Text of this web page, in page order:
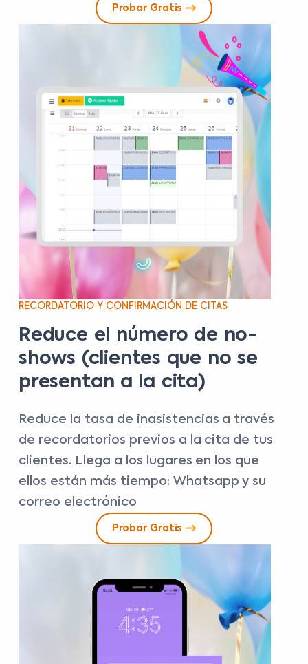
Probar Gratis
RECORDATORIO Y CONFIRMACIÓN DE CITAS
Reduce el número de no-
shows (clientes que no se
presentan a la cita)
Reduce la tasa de inasistencias a través
de recordatorios previos a la cita de tus
clientes. Llega a los lugares en los que
ellos están más tiempo: Whatsapp y su
correo electrónico
Probar Gratis